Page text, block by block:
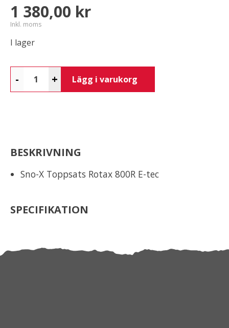
1 380,00 kr
Inkl. moms
I lager
- + Lägg i varukorg
BESKRIVNING
Sno-X Toppsats Rotax 800R E-tec
SPECIFIKATION